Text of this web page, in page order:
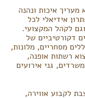
מעריך איכות ונהנה
אידיאלי לכל
לקהל המקצועי.
דקורטיביים של
מסחריים, מלונות,
רשתות אופנה,
גני אירועים
לקבוע אווירה,